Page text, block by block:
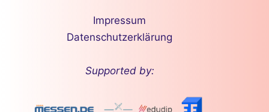
Impressum
Datenschutzerklärung
Supported by: